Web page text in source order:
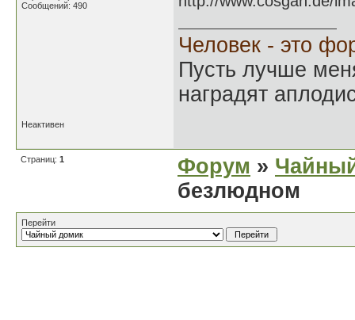
Сообщений: 490
Человек - это
Пусть лучше
наградят
Неактивен
Страниц: 1 Форум »
безлюдном
Перейти